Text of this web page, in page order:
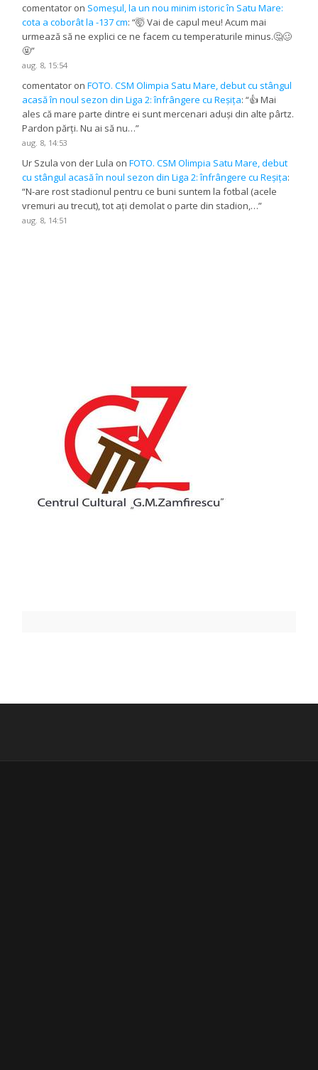
comentator on Someșul, la un nou minim istoric în Satu Mare:
cota a coborât la -137 cm: “🤯 Vai de capul meu! Acum mai
urmează să ne explici ce ne facem cu temperaturile minus.🤔🥴
🤬”
aug. 8, 15:54
comentator onFOTO. CSM Olimpia Satu Mare, debut cu stângul
acasă în noul sezon din Liga 2: înfrângere cu Reșița: “👍 Mai
ales că mare parte dintre ei sunt mercenari aduși din alte pârtz.
Pardon părți. Nu ai să nu…”
aug. 8, 14:53
Ur Szula von der Lula onFOTO. CSM Olimpia Satu Mare, debut
cu stângul acasă în noul sezon din Liga 2: înfrângere cu Reșița:
“N-are rost stadionul pentru ce buni suntem la fotbal (acele
vremuri au trecut), tot ați demolat o parte din stadion,…”
aug. 8, 14:51